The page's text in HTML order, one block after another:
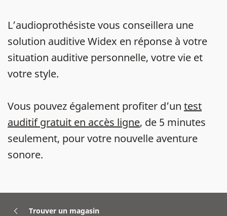
L’audioprothésiste vous conseillera une
solution auditive Widex en réponse à votre
situation auditive personnelle, votre vie et
votre style.
Vous pouvez également profiter d’un test
auditif gratuit en accès ligne, de 5 minutes
seulement, pour votre nouvelle aventure
sonore.
Trouver un magasin